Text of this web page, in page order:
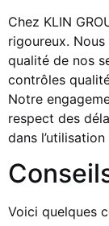
Chez KLIN
rigoureux.
qualité de nos
contrôles
Notre
respect des
dans
Voici quelques